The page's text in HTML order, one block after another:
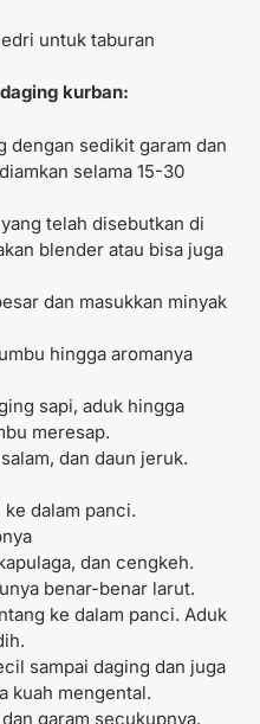
untuk taburan
kurban:
dengan sedikit garam dan
selama 15-30
telah disebutkan di
blender atau bisa juga
dan masukkan minyak
hingga aromanya
sapi, aduk hingga
meresap.
dan daun jeruk.
dalam panci.
dan cengkeh.
benar-benar larut.
ke dalam panci. Aduk
sampai daging dan juga
kuah mengental.
garam secukupnya.